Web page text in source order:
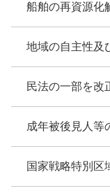
船舶の再資源化
地域の自主性及
民法の一部を改
成年被後見人等
国家戦略特別区